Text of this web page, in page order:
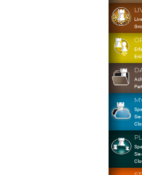
Sie
Sie